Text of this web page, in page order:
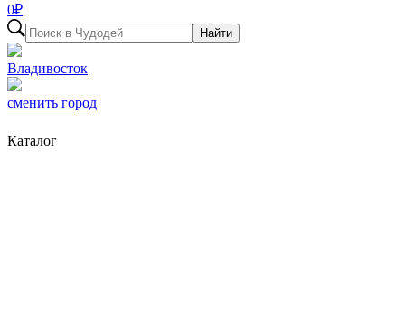
0₽
Найти
Владивосток
сменить город
Каталог